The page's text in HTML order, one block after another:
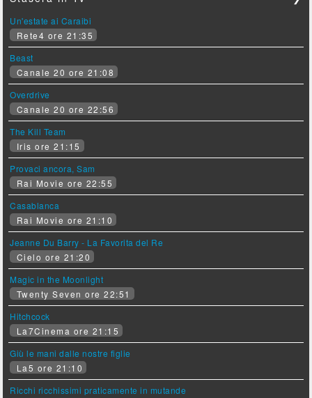
Un'estate ai Caraibi
Rete4 ore 21:35
Beast
Canale 20 ore 21:08
Overdrive
Canale 20 ore 22:56
The Kill Team
Iris ore 21:15
Provaci ancora, Sam
Rai Movie ore 22:55
Casablanca
Rai Movie ore 21:10
Jeanne Du Barry - La Favorita del Re
Cielo ore 21:20
Magic in the Moonlight
Twenty Seven ore 22:51
Hitchcock
La7Cinema ore 21:15
Giù le mani dalle nostre figlie
La5 ore 21:10
Ricchi ricchissimi praticamente in mutande